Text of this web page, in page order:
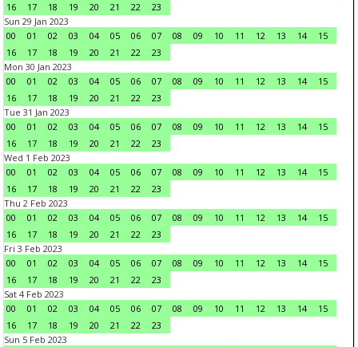
16
17 18 19 20 21 22
23
Sun 29 Jan 2023
00
01 02 03 04 05 06 07 08 09 10 11 12 13 14
15
16
17 18 19 20 21 22
23
Mon 30 Jan 2023
00
01 02 03 04 05 06 07 08 09 10 11 12 13 14
15
16
17 18 19 20 21 22
23
Tue 31 Jan 2023
00
01 02 03 04 05 06 07 08 09 10 11 12 13 14
15
16
17 18 19 20 21 22
23
Wed 1 Feb 2023
00
01 02 03 04 05 06 07 08 09 10 11 12 13 14
15
16
17 18 19 20 21 22
23
Thu 2 Feb 2023
00
01 02 03 04 05 06 07 08 09 10 11 12 13 14
15
16
17 18 19 20 21 22
23
Fri 3 Feb 2023
00
01 02 03 04 05 06 07 08 09 10 11 12 13 14
15
16
17 18 19 20 21 22
23
Sat 4 Feb 2023
00
01 02 03 04 05 06 07 08 09 10 11 12 13 14
15
16
17 18 19 20 21 22
23
Sun 5 Feb 2023